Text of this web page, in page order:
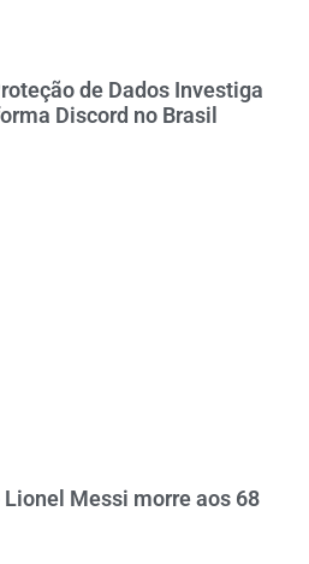
de Dados Investiga
Discord no Brasil
Messi morre aos 68